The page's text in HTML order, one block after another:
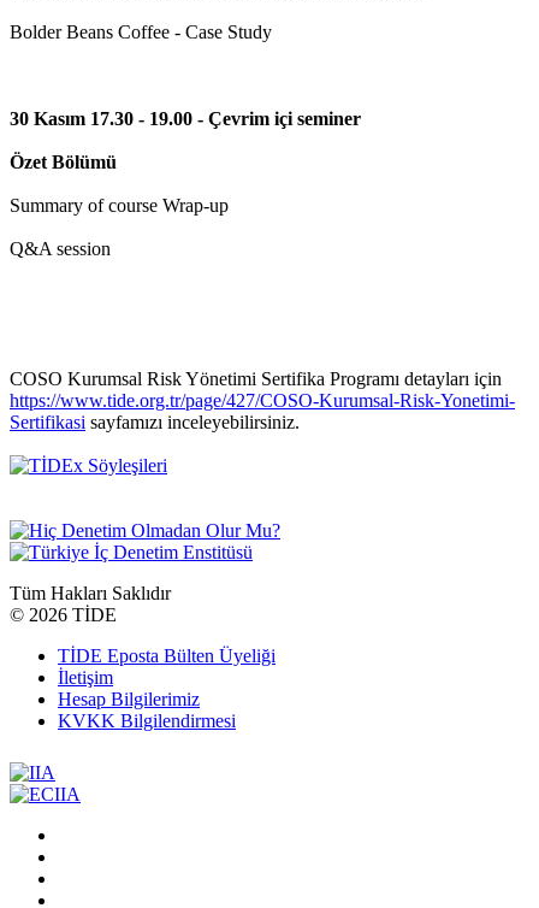
Bolder Beans Coffee - Case Study
30 Kasım 17.30 - 19.00 - Çevrim içi seminer
Özet Bölümü
Summary of course Wrap-up
Q&A session
COSO Kurumsal Risk Yönetimi Sertifika Programı detayları için
https://www.tide.org.tr/page/427/COSO-Kurumsal-Risk-Yonetimi-
Sertifikasi sayfamızı inceleyebilirsiniz.
Tüm Hakları Saklıdır
© 2026 TİDE
TİDE Eposta Bülten Üyeliği
İletişim
Hesap Bilgilerimiz
KVKK Bilgilendirmesi